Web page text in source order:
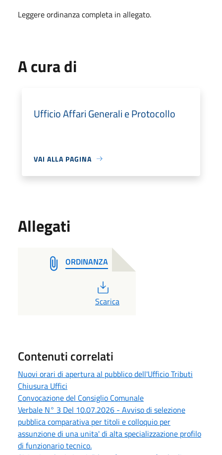
Leggere ordinanza completa in allegato.
A cura di
Ufficio Affari Generali e Protocollo
VAI ALLA PAGINA
Allegati
ORDINANZA
PDF
Scarica
Contenuti correlati
Nuovi orari di apertura al pubblico dell'Ufficio Tributi
Chiusura Uffici
Convocazione del Consiglio Comunale
Verbale N° 3 Del 10.07.2026 - Avviso di selezione
pubblica comparativa per titoli e colloquio per
assunzione di una unita' di alta specializzazione profilo
di funzionario tecnico.